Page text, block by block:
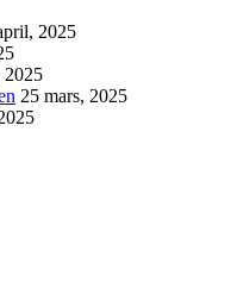
2025
2025
25 mars, 2025